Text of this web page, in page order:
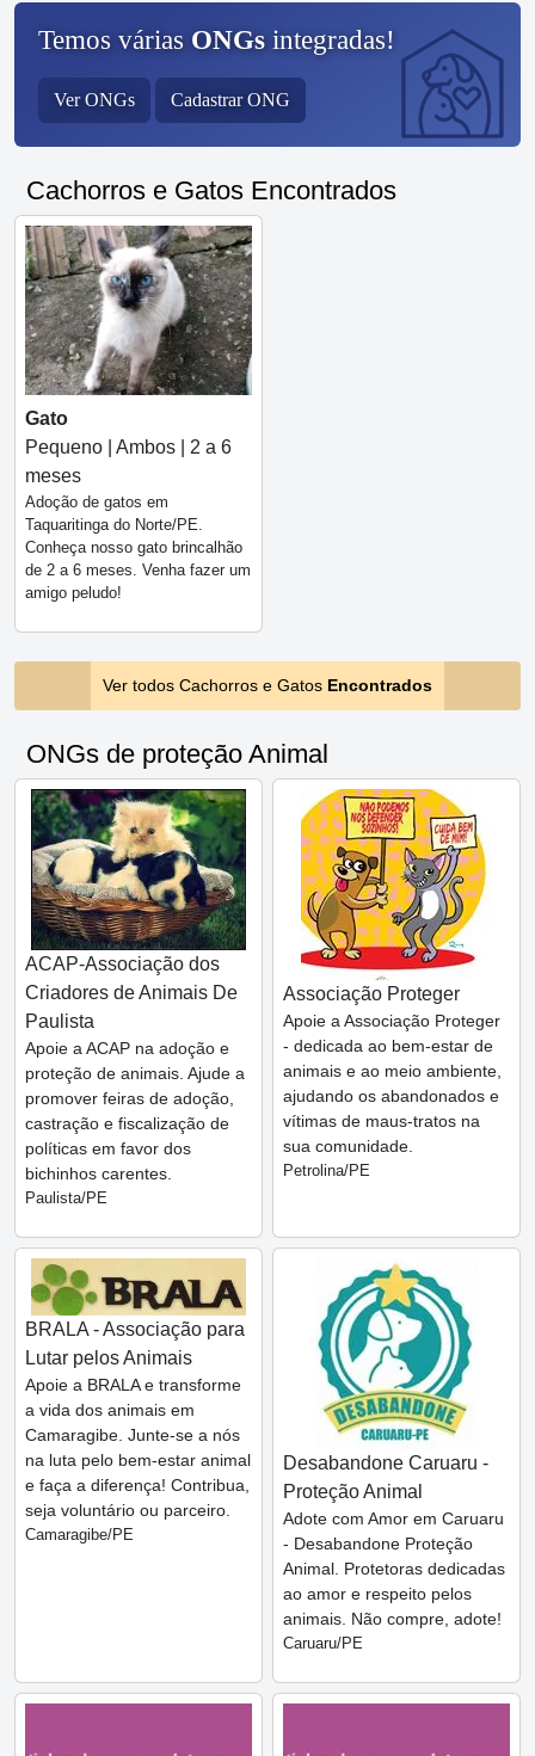
Temos várias ONGs integradas!
Ver ONGs Cadastrar ONG
Cachorros e Gatos Encontrados
Gato
Pequeno | Ambos | 2 a 6
meses
Adoção de gatos em
Taquaritinga do Norte/PE.
Conheça nosso gato brincalhão
de 2 a 6 meses. Venha fazer um
amigo peludo!
Ver todos Cachorros e Gatos Encontrados
ONGs de proteção Animal
ACAP-Associação dos
Criadores de Animais De
Paulista
Apoie a ACAP na adoção e
proteção de animais. Ajude a
promover feiras de adoção,
castração e fiscalização de
políticas em favor dos
bichinhos carentes.
Paulista/PE
Associação Proteger
Apoie a Associação Proteger
- dedicada ao bem-estar de
animais e ao meio ambiente,
ajudando os abandonados e
vítimas de maus-tratos na
sua comunidade.
Petrolina/PE
BRALA - Associação para
Lutar pelos Animais
Apoie a BRALA e transforme
a vida dos animais em
Camaragibe. Junte-se a nós
na luta pelo bem-estar animal
e faça a diferença! Contribua,
seja voluntário ou parceiro.
Camaragibe/PE
Desabandone Caruaru -
Proteção Animal
Adote com Amor em Caruaru
- Desabandone Proteção
Animal. Protetoras dedicadas
ao amor e respeito pelos
animais. Não compre, adote!
Caruaru/PE